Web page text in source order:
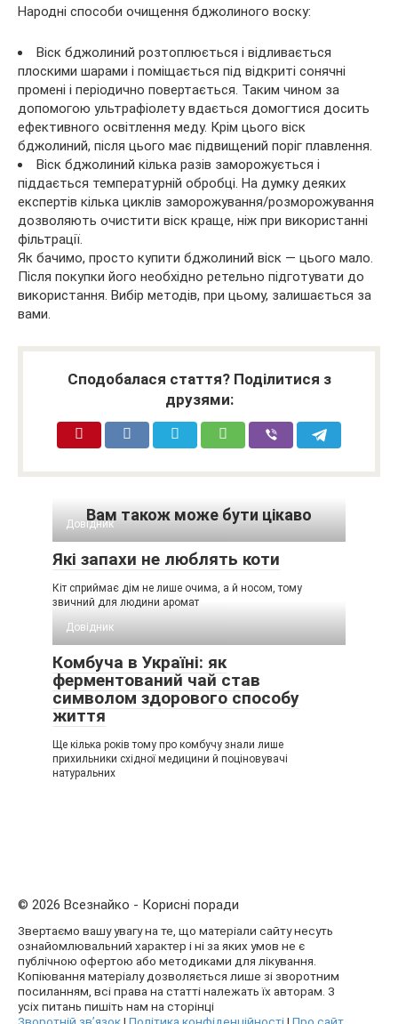
Народні способи очищення бджолиного воску:
Віск бджолиний розтоплюється і відливається
плоскими шарами і поміщається під відкриті сонячні
промені і періодично повертається. Таким чином за
допомогою ультрафіолету вдається домогтися досить
ефективного освітлення меду. Крім цього віск
бджолиний, після цього має підвищений поріг плавлення.
Віск бджолиний кілька разів заморожується і
піддається температурній обробці. На думку деяких
експертів кілька циклів заморожування/розморожування
дозволяють очистити віск краще, ніж при використанні
фільтрації.
Як бачимо, просто купити бджолиний віск — цього мало.
Після покупки його необхідно ретельно підготувати до
використання. Вибір методів, при цьому, залишається за
вами.
Сподобалася стаття? Поділитися з
друзями:
Вам також може бути цікаво
Довідник
Які запахи не люблять коти
Кіт сприймає дім не лише очима, а й носом, тому
звичний для людини аромат
Довідник
Комбуча в Україні: як
ферментований чай став
символом здорового способу
життя
Ще кілька років тому про комбучу знали лише
прихильники східної медицини й поціновувачі
натуральних
© 2026 Всезнайко - Корисні поради
Звертаємо вашу увагу на те, що матеріали сайту несуть
ознайомлювальний характер і ні за яких умов не є
публічною офертою або методиками для лікування.
Копіювання матеріалу дозволяється лише зі зворотним
посиланням, всі права на статті належать їх авторам. З
усіх питань пишіть нам на сторінці